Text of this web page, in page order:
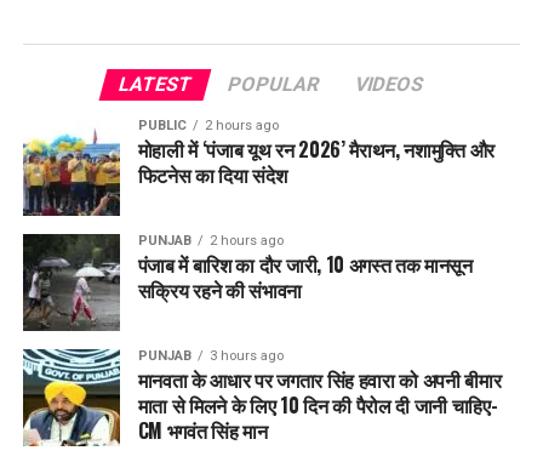
LATEST POPULAR VIDEOS
PUBLIC 2 hours ago
मोहाली में ‘पंजाब यूथ रन 2026’ मैराथन, नशामुक्ति और
फिटनेस का दिया संदेश
PUNJAB 2 hours ago
पंजाब में बारिश का दौर जारी, 10 अगस्त तक मानसून
सक्रिय रहने की संभावना
PUNJAB 3 hours ago
मानवता के आधार पर जगतार सिंह हवारा को अपनी बीमार
माता से मिलने के लिए 10 दिन की पैरोल दी जानी चाहिए-
CM भगवंत सिंह मान